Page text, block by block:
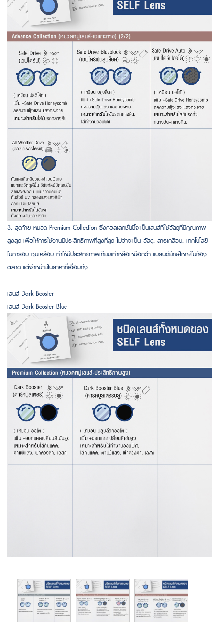
3. สุดท้าย หมวด Premium Collection ซึ่งคอลเลคชั่นนี้จะเป็นเลนส์ที่ใช้วัสดุที่มีคุณภาพ
สูงสุด เพื่อให้การใช้งานมีประสิทธิภาพที่สูงที่สุด ไม่ว่าจะเป็น วัสดุ, สารเคลือบ, เทคโนโลยี
ในการอบ ชุบเคลือบ ทำให้มีประสิทธิภาพเทียบเท่าหรือเหนือกว่า แบรนด์ยักษ์ใหญ่ในท้อง
ตลาด แต่จำหน่ายในราคาที่เอื้อมถึง
เลนส์ Dark Booster
เลนส์ Dark Booster Blue